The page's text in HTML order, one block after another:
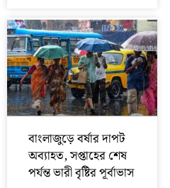
বাংলাজুড়ে বর্ষার দাপট
অব্যাহত, সপ্তাহের শেষ
পর্যন্ত ভারী বৃষ্টির পূর্বাভাস